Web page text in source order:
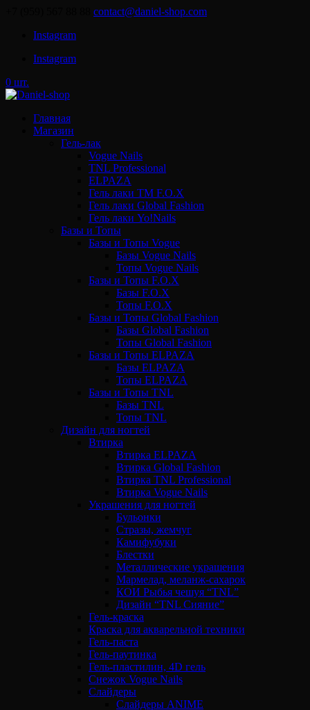
contact@daniel-shop.com
Instagram
Instagram
0 шт.
Главная
Магазин
Гель-лак
Vogue Nails
TNL Professional
ELPAZA
Гель лаки ТМ F.O.X
Гель лаки Global Fashion
Гель лаки Yo!Nails
Базы и Топы
Базы и Топы Vogue
Базы Vogue Nails
Топы Vogue Nails
Базы и Топы F.O.X
Базы F.O.X
Топы F.O.X
Базы и Топы Global Fashion
Базы Global Fashion
Топы Global Fashion
Базы и Топы ELPAZA
Базы ELPAZA
Топы ELPAZA
Базы и Топы TNL
Базы TNL
Топы TNL
Дизайн для ногтей
Втирка
Втирка ELPAZA
Втирка Global Fashion
Втирка TNL Professional
Втирка Vogue Nails
Украшения для ногтей
Бульонки
Стразы, жемчуг
Камифубуки
Блестки
Металлические украшения
Мармелад, меланж-сахарок
КОИ Рыбья чешуя “TNL”
Дизайн “TNL Сияние”
Гель-краска
Краска для акварельной техники
Гель-паста
Гель-паутинка
Гель-пластилин, 4D гель
Снежок Vogue Nails
Слайдеры
Слайдеры ANIME